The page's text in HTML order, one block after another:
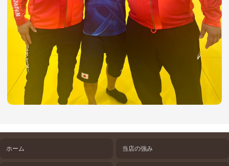
ホーム 当店の強み